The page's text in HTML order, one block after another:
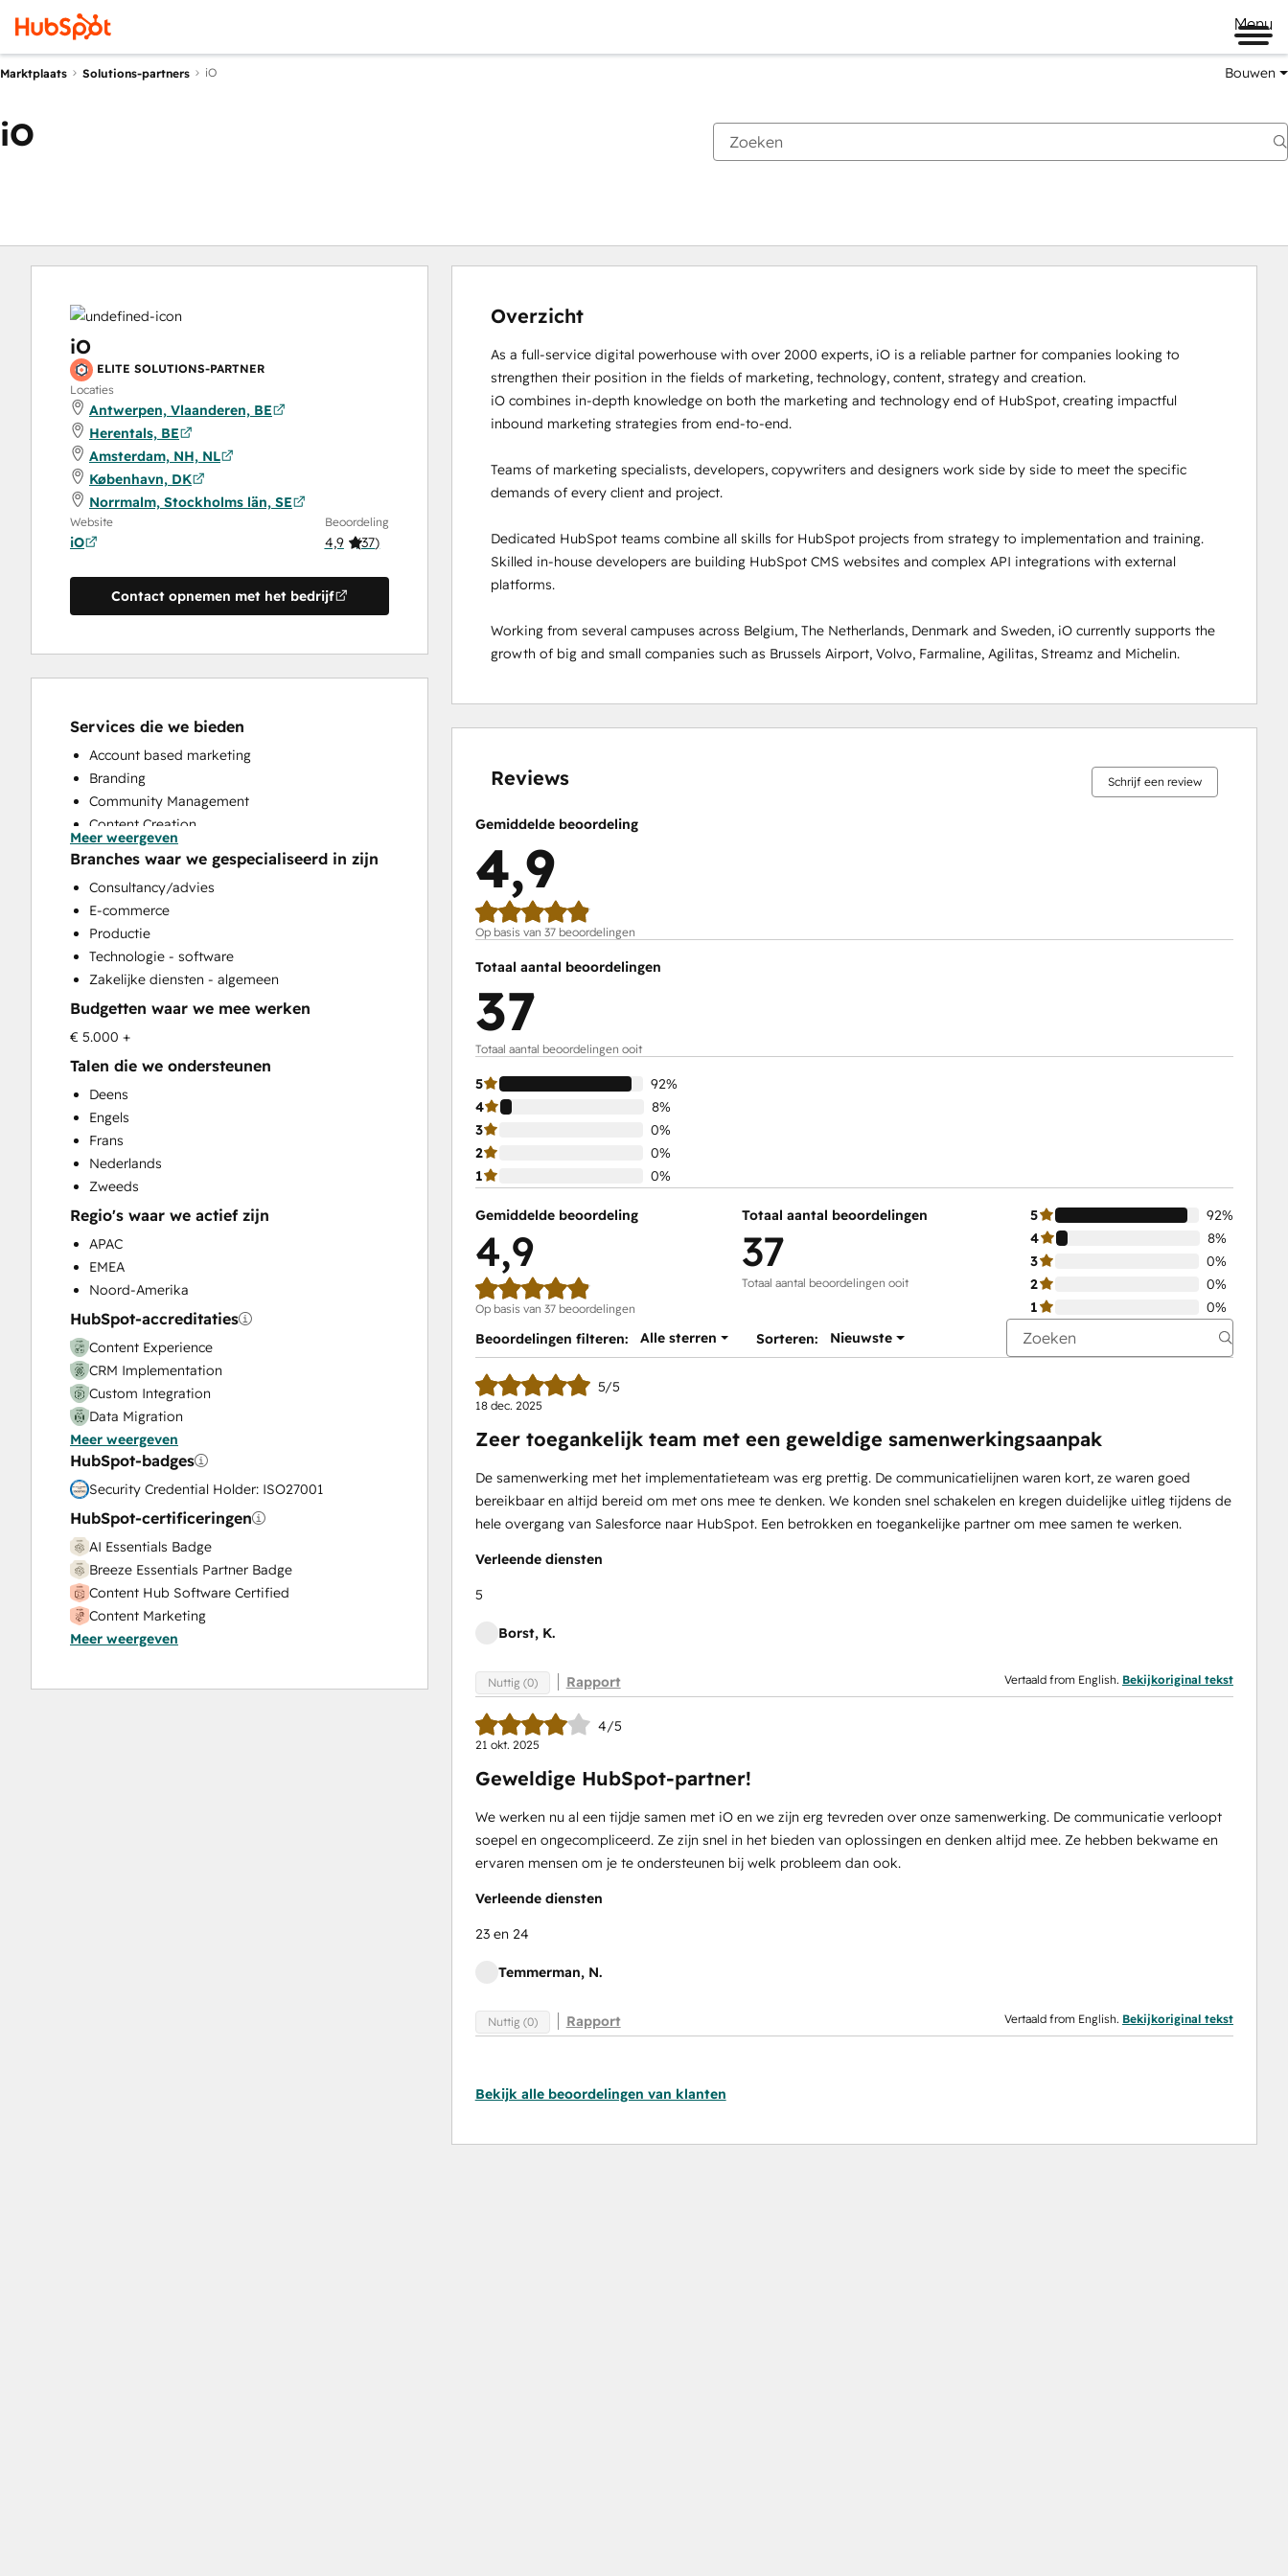
Menu
Marktplaats Solutions-partners iO Bouwen
iO
iO
ELITE SOLUTIONS-PARTNER
Locaties
Antwerpen, Vlaanderen, BE
Herentals, BE
Amsterdam, NH, NL
København, DK
Norrmalm, Stockholms län, SE
Website
iO
Beoordeling
4,9 (37)
Contact opnemen met het bedrijf
Services die we bieden
Account based marketing
Branding
Community Management
Content Creation
Conversational Marketing
CRM Implementation
CRM Migration
Custom API Integrations
Customer Marketing
Customer Success Training
Customer Support Training
Customer Survey and Analysis
Email Marketing
Help Desk Implementation
HubSpot Onboarding
Knowledge Base Development
Paid Advertising
Programmable Automation
Sales and Marketing Alignment
Sales Coaching and Training
Sales Enablement
Search Engine Optimization
Social Media
Website Design
Website Development
Website Migration
Meer weergeven
Branches waar we gespecialiseerd in zijn
Consultancy/advies
E-commerce
Productie
Technologie - software
Zakelijke diensten - algemeen
Budgetten waar we mee werken
€ 5.000 +
Talen die we ondersteunen
Deens
Engels
Frans
Nederlands
Zweeds
Regio's waar we actief zijn
APAC
EMEA
Noord-Amerika
HubSpot-accreditaties
Content Experience
CRM Implementation
Custom Integration
Data Migration
Onboarding
Service Implementation
Solutions Architecture Design
Meer weergeven
HubSpot-badges
Security Credential Holder: ISO27001
HubSpot-certificeringen
AI Essentials Badge
Breeze Essentials Partner Badge
Content Hub Software Certified
Content Marketing
CRM Data Migration Certification
Digital Advertising
Meer weergeven
Overzicht
As a full-service digital powerhouse with over 2000 experts, iO is a reliable partner for companies looking to
strengthen their position in the fields of marketing, technology, content, strategy and creation.
iO combines in-depth knowledge on both the marketing and technology end of HubSpot, creating impactful
inbound marketing strategies from end-to-end.
Teams of marketing specialists, developers, copywriters and designers work side by side to meet the specific
demands of every client and project.
Dedicated HubSpot teams combine all skills for HubSpot projects from strategy to implementation and training.
Skilled in-house developers are building HubSpot CMS websites and complex API integrations with external
platforms.
Working from several campuses across Belgium, The Netherlands, Denmark and Sweden, iO currently supports the
growth of big and small companies such as Brussels Airport, Volvo, Farmaline, Agilitas, Streamz and Michelin.
Reviews Schrijf een review
Gemiddelde beoordeling
4,9
Op basis van 37 beoordelingen
Totaal aantal beoordelingen
37
Totaal aantal beoordelingen ooit
5
92%
4
8%
3
0%
2
0%
1
0%
Gemiddelde beoordeling
4,9
Op basis van 37 beoordelingen
Totaal aantal beoordelingen
37
Totaal aantal beoordelingen ooit
5
92%
4
8%
3
0%
2
0%
1
0%
Beoordelingen filteren:
Alle sterren Sorteren: Nieuwste
5/5
18 dec. 2025
Zeer toegankelijk team met een geweldige samenwerkingsaanpak
De samenwerking met het implementatieteam was erg prettig. De communicatielijnen waren kort, ze waren goed
bereikbaar en altijd bereid om met ons mee te denken. We konden snel schakelen en kregen duidelijke uitleg tijdens de
hele overgang van Salesforce naar HubSpot. Een betrokken en toegankelijke partner om mee samen te werken.
Verleende diensten
5
Borst, K.
Nuttig (0) Rapport Vertaald from English. Bekijkoriginal tekst
4/5
21 okt. 2025
Geweldige HubSpot-partner!
We werken nu al een tijdje samen met iO en we zijn erg tevreden over onze samenwerking. De communicatie verloopt
soepel en ongecompliceerd. Ze zijn snel in het bieden van oplossingen en denken altijd mee. Ze hebben bekwame en
ervaren mensen om je te ondersteunen bij welk probleem dan ook.
Verleende diensten
23 en 24
Temmerman, N.
Nuttig (0) Rapport Vertaald from English. Bekijkoriginal tekst
Bekijk alle beoordelingen van klanten